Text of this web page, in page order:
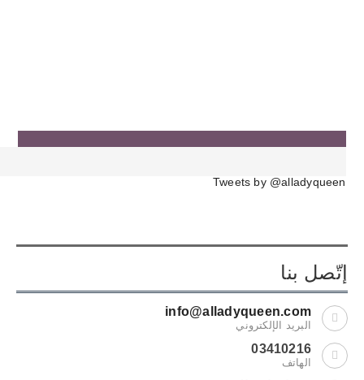
Tweets by @alladyqueen
إتّصل بنا
info@alladyqueen.com
البريد الإلكتروني
03410216
الهاتف